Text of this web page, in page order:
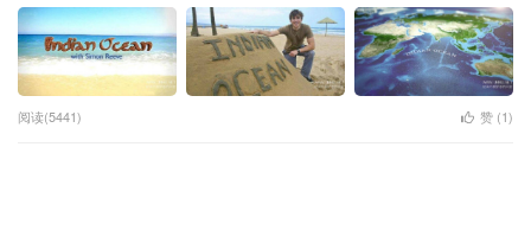
阅读(5441) 赞 (1)